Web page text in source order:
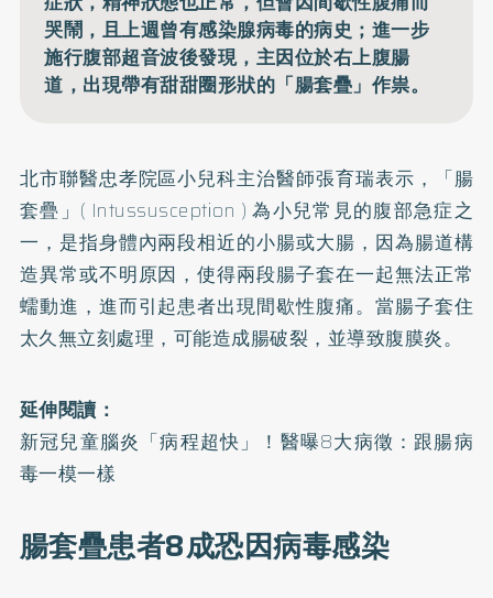
哭鬧，且上週曾有感染腺病毒的病史；進一步
施行腹部超音波後發現，主因位於右上腹腸
道，出現帶有甜甜圈形狀的「腸套疊」作祟。
北市聯醫忠孝院區小兒科主治醫師張育瑞表示，「腸
套疊」( Intussusception ) 為小兒常見的腹部急症之
一，是指身體內兩段相近的小腸或大腸，因為腸道構
造異常或不明原因，使得兩段腸子套在一起無法正常
蠕動進，進而引起患者出現間歇性腹痛。當腸子套住
太久無立刻處理，可能造成腸破裂，並導致腹膜炎。
延伸閱讀：
新冠兒童腦炎「病程超快」！醫曝8大病徵：跟腸病
毒一模一樣
腸套疊患者8成恐因病毒感染